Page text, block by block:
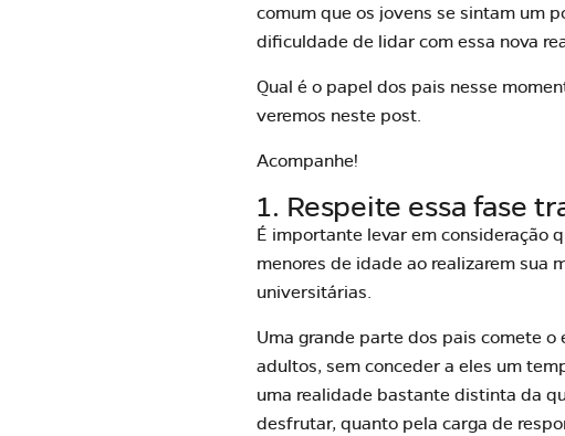
comum que os jovens se sintam um
dificuldade de lidar com essa nova
Qual é o papel dos pais nesse
veremos neste post.
Acompanhe!
1. Respeite essa fase
É importante levar em consideração
menores de idade ao realizarem sua
universitárias.
Uma grande parte dos pais comete
adultos, sem conceder a eles um
uma realidade bastante distinta da
desfrutar, quanto pela carga de